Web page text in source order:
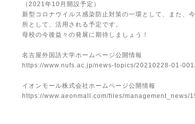
（2021年10月開設予定）
新型コロナウイルス感染防止対策の一環として、また、
所として、活用される予定です。
母校の今後益々の発展に期待しましょう！
名古屋外国語大学ホームページ公開情報
https://www.nufs.ac.jp/news-topics/20210228-01-
イオンモール株式会社ホームページ公開情報
https://www.aeonmall.com/files/management_news/